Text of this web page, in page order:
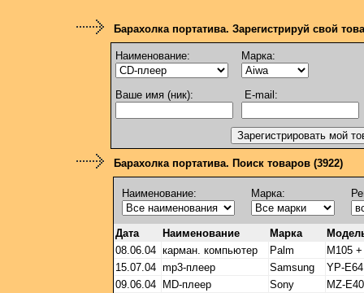
Барахолка портатива. Зарегистрируй свой
Наименование: Марка:
Ваше имя (ник): E-mail:
Барахолка портатива. Поиск товаров (3922)
Наименование: Марка:
Дата Наименование Марка
08.06.04 карман. компьютер Palm
M105
15.07.04 mp3-плеер Samsung
YP-E64
09.06.04
MD-плеер Sony
MZ-